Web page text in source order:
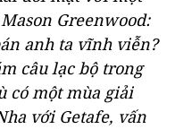
Greenwood:
anh ta vĩnh viễn?
câu lạc bộ trong
có một mùa giải
với Getafe, vấn